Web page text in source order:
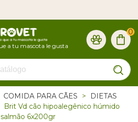
0
COMIDA PARA CÃES >
DIETAS
Brit Vd cão hipoalegênico húmido
salmão 6x200gr